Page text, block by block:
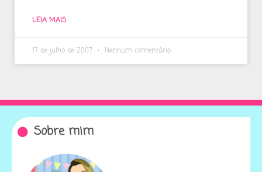
LEIA MAIS
17 de julho de 2007 Nenhum comentário
Sobre mim